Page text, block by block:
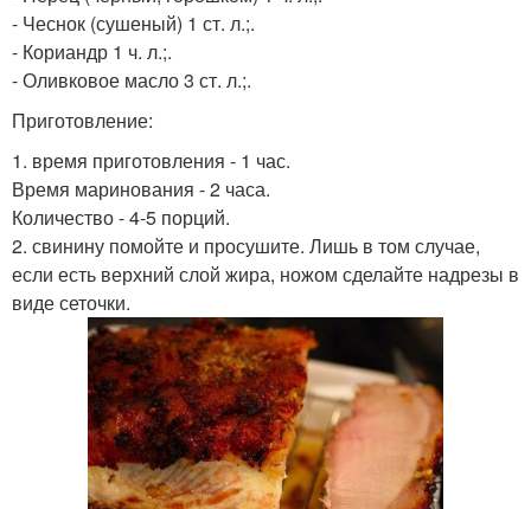
- Чеснок (сушеный) 1 ст. л.;.
- Кориандр 1 ч. л.;.
- Оливковое масло 3 ст. л.;.
Приготовление:
1. время приготовления - 1 час.
Время маринования - 2 часа.
Количество - 4-5 порций.
2. свинину помойте и просушите. Лишь в том случае,
если есть верхний слой жира, ножом сделайте надрезы в
виде сеточки.